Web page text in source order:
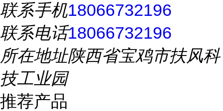
联系手机18066732196
联系电话18066732196
所在地址陕西省宝鸡市扶风科
技工业园
推荐产品